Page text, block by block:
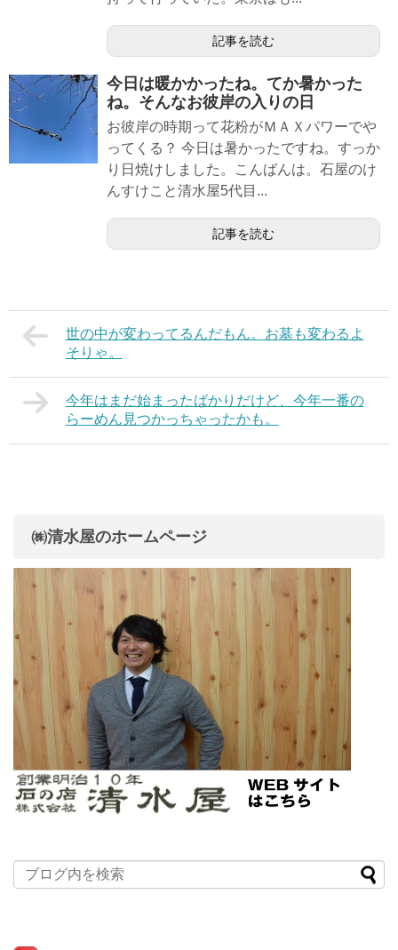
記事を読む
今日は暖かかったね。てか暑かった
ね。そんなお彼岸の入りの日
お彼岸の時期って花粉がＭＡＸパワーでや
ってくる？ 今日は暑かったですね。すっか
り日焼けしました。こんばんは。石屋のけ
んすけこと清水屋5代目...
記事を読む
世の中が変わってるんだもん。お墓も変わるよ
そりゃ。
今年はまだ始まったばかりだけど、今年一番の
らーめん見つかっちゃったかも。
㈱清水屋のホームページ